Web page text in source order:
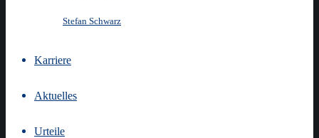
Stefan Schwarz
Karriere
Aktuelles
Urteile